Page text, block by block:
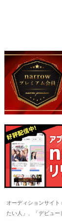
オーディションサイ
たい人」、「デビュー